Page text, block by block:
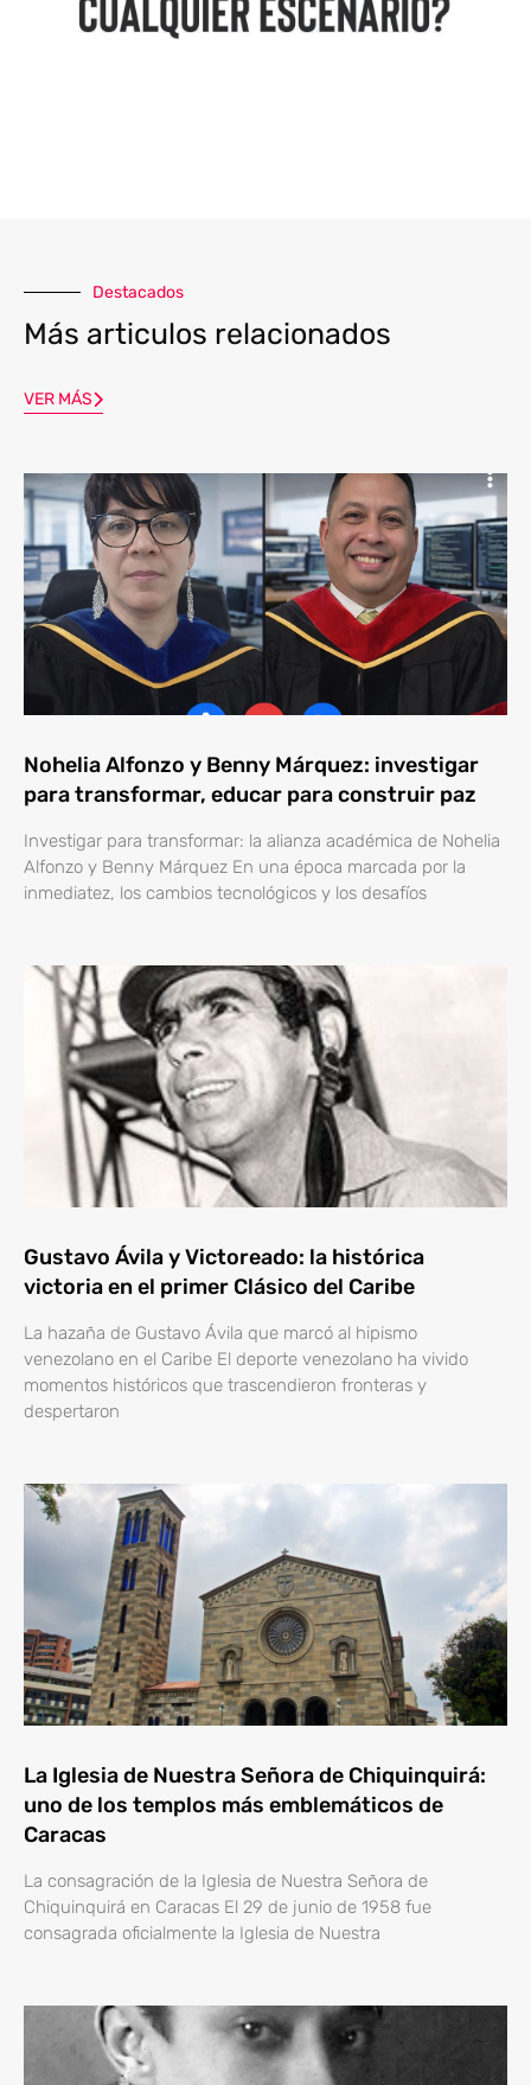
Destacados
Más articulos relacionados
VER MÁS
Nohelia Alfonzo y Benny Márquez: investigar
para transformar, educar para construir paz
Investigar para transformar: la alianza académica de Nohelia
Alfonzo y Benny Márquez En una época marcada por la
inmediatez, los cambios tecnológicos y los desafíos
Gustavo Ávila y Victoreado: la histórica
victoria en el primer Clásico del Caribe
La hazaña de Gustavo Ávila que marcó al hipismo
venezolano en el Caribe El deporte venezolano ha vivido
momentos históricos que trascendieron fronteras y
despertaron
La Iglesia de Nuestra Señora de Chiquinquirá:
uno de los templos más emblemáticos de
Caracas
La consagración de la Iglesia de Nuestra Señora de
Chiquinquirá en Caracas El 29 de junio de 1958 fue
consagrada oficialmente la Iglesia de Nuestra